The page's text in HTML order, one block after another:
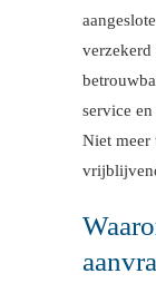
verzekerd
service
Niet meer